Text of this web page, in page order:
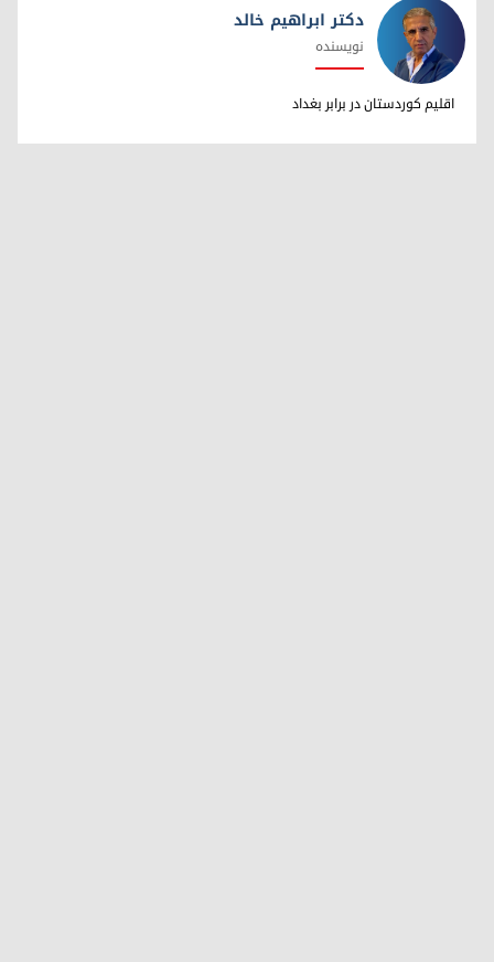
دکتر ابراهیم خالد
دکتر ابراهیم خالد
نویسنده
اقلیم کوردستان در برابر بغداد